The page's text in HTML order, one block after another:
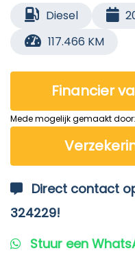
Diesel
117.466 KM
Financier
Mede mogelijk gemaakt door:
Direct contact
324229!
Stuur een